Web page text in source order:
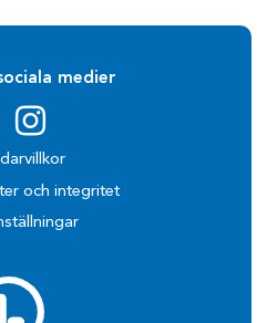
medier
och integritet